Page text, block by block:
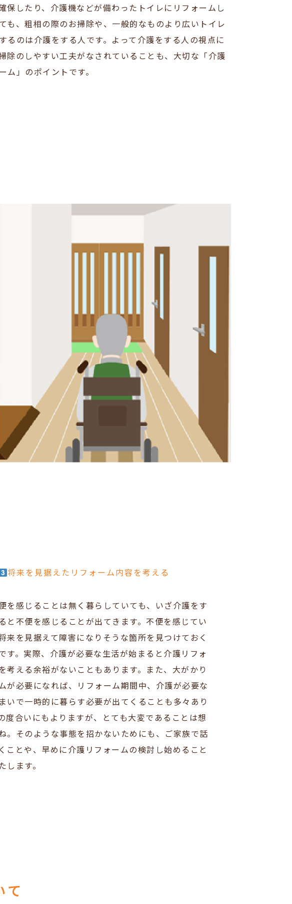
保したり、介護機などが備わったトイレにリフォームし
も、粗相の際のお掃除や、一般的なものより広いトイレ
るのは介護をする人です。よって介護をする人の視点に
除のしやすい工夫がなされていることも、大切な「介護
ム」のポイントです。
将来を見据えたリフォーム内容を考える
を感じることは無く暮らしていても、いざ介護をす
と不便を感じることが出てきます。不便を感じてい
来を見据えて障害になりそうな箇所を見つけておく
す。実際、介護が必要な生活が始まると介護リフォ
考える余裕がないこともあります。また、大がかり
が必要になれば、リフォーム期間中、介護が必要な
いで一時的に暮らす必要が出てくることも多々あり
度合いにもよりますが、とても大変であることは想
。そのような事態を招かないためにも、ご家族で話
ことや、早めに介護リフォームの検討し始めること
します。